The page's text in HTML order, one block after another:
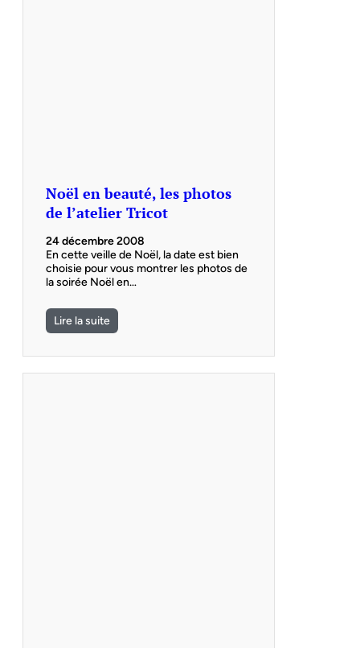
Noël en beauté, les photos
de l’atelier Tricot
24 décembre 2008
En cette veille de Noël, la date est bien
choisie pour vous montrer les photos de
la soirée Noël en…
Lire la suite